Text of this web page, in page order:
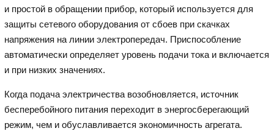
и простой в обращении прибор, который используется для
защиты сетевого оборудования от сбоев при скачках
напряжения на линии электропередач. Приспособление
автоматически определяет уровень подачи тока и включается
и при низких значениях.
Когда подача электричества возобновляется, источник
бесперебойного питания переходит в энергосберегающий
режим, чем и обуславливается экономичность агрегата.